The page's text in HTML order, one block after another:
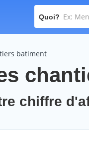
Quoi?
batiment
chiffre